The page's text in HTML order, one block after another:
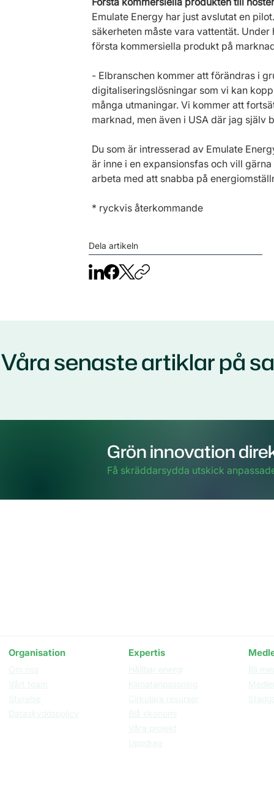
Emulate Energy har just avslutat en
säkerheten måste vara vattentät.
första kommersiella produkt på
- Elbranschen kommer att förändras i
digitaliseringslösningar som vi kan
många utmaningar. Vi kommer att
marknad, men även i USA där jag själv
Du som är intresserad av Emulate
är inne i en expansionsfas och vill
arbeta med att snabba på
* ryckvis återkommande
Dela artikeln
Våra senaste artiklar på
Grön innovation
Få skräddarsydda utskick
Organisation​
Om oss
Vårt team
Styrelse
Dataskyddspolicy
Expertis
Hållbar energi
Klimatanpassning
Cirkulära resurser
Blå ekonomi
Våra projekt
Uppdrag
Bli